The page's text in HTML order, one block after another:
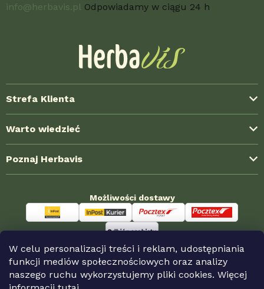
W celu personalizacji treści i reklam, udostępniania
funkcji mediów społecznościowych oraz analizy
naszego ruchu wykorzystujemy pliki cookies. Więcej
info@herbavis.pl Odpowiadamy w ciągu 24 h
Strefa Klienta
Dostawa i koszty wysyłki
Formy płatności
Jak kupować?
Reklamacja i zwroty
Warto wiedzieć
Blog ze świata ziół
Najczęstsze pytania (FAQ)
Współpraca hurtowa
Sklepy partnerskie
Poznaj Herbavis
Kontakt
Nagrody HerbaKlubu
Możliwości dostawy
Możliwości płatności